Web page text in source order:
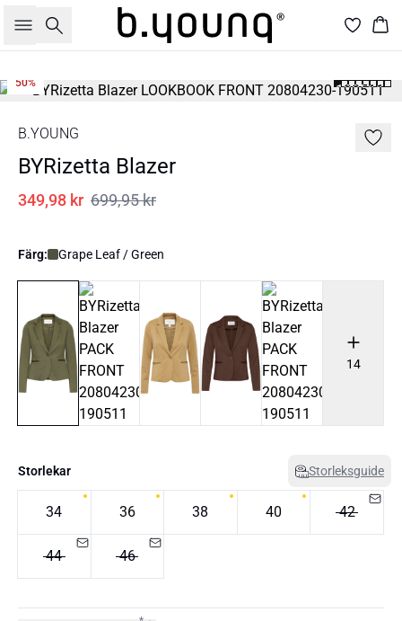
Sök
50%
B.YOUNG
BYRizetta Blazer
349,98 kr 699,95 kr
Färg: Grape Leaf / Green
14
Storlekar Storleksguide
34 36 38 40 42
44 46